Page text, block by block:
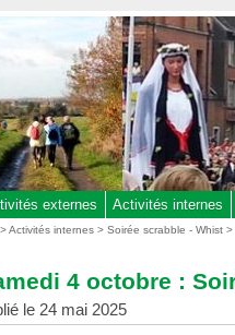
externes Activités internes
>Activités internes >Soirée scrabble - Whist >
4 octobre :
le 24 mai 2025